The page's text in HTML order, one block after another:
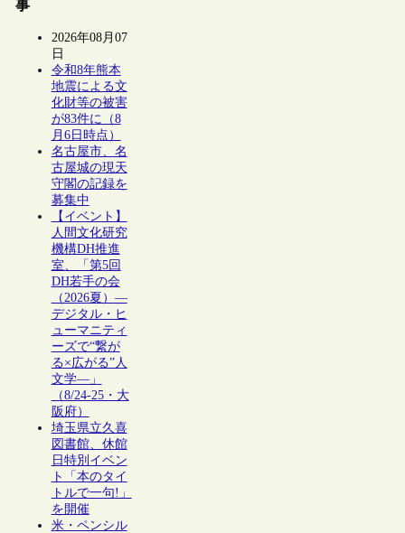
事
2026年08月07
日
令和8年熊本
地震による文
化財等の被害
が83件に（8
月6日時点）
名古屋市、名
古屋城の現天
守閣の記録を
募集中
【イベント】
人間文化研究
機構DH推進
室、「第5回
DH若手の会
（2026夏）―
デジタル・ヒ
ューマニティ
ーズで“繋が
る×広がる”人
文学―」
（8/24-25・大
阪府）
埼玉県立久喜
図書館、休館
日特別イベン
ト「本のタイ
トルで一句!」
を開催
米・ペンシル